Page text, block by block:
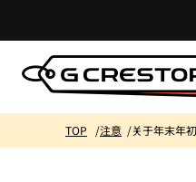
TOP 注意 关于年末年